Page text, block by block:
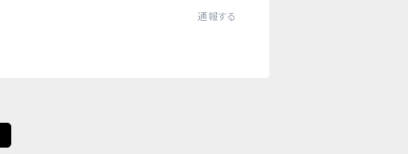
通報する